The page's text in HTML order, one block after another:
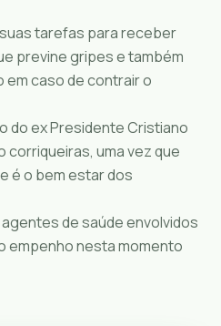
tarefas para receber
previne gripes e também
em caso de contrair o
do ex Presidente Cristiano
corriqueiras, uma vez que
é o bem estar dos
de saúde envolvidos
empenho nesta momento